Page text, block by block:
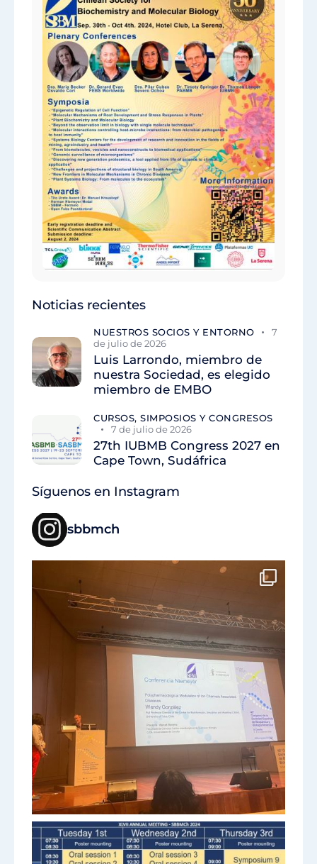
Noticias recientes
NUESTROS SOCIOS Y ENTORNO
7
de julio de 2026
Luis Larrondo, miembro de
nuestra Sociedad, es elegido
miembro de EMBO
CURSOS, SIMPOSIOS Y CONGRESOS
7 de julio de 2026
27th IUBMB Congress 2027 en
Cape Town, Sudáfrica
Síguenos en Instagram
sbbmch